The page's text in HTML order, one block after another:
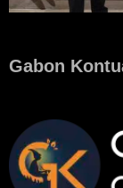
Gabon